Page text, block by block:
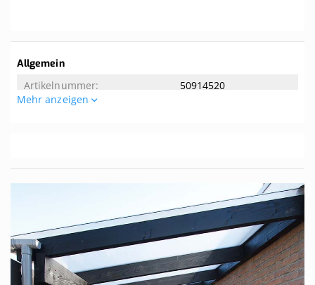
Dach wird ohne Unterkonstruktion geliefert. Der
empfohlene Dachversatz beträgt 8 Grad. Tipp! Die Breite
der mitgelieferten Aluminium-Oberprofile beträgt 65 mm.
Ist das genau das, was Sie suchen? Hier können Sie ein
Komplettdach nach Maß
Sie suchen nach einem Komplettdach mit einer
Unterkonstruktion aus Douglasienholz, speziell für Sie
nach Maß produziert? Diese finden Sie unter
Douglasienholz Terrassenüberdachung nach Maß.
Weitere
Informationen
Allgemein
50914520
5
Mehr anzeigen